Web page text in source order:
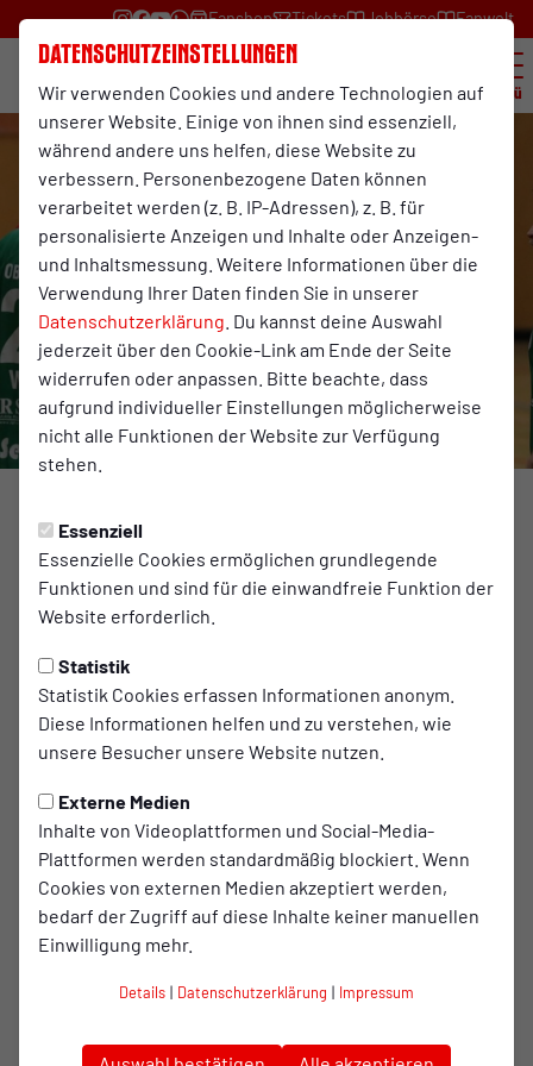
Datenschutzeinstellungen
Wir verwenden Cookies und andere Technologien auf
unserer Website. Einige von ihnen sind essenziell,
während andere uns helfen, diese Website zu
verbessern. Personenbezogene Daten können
verarbeitet werden (z. B. IP-Adressen), z. B. für
personalisierte Anzeigen und Inhalte oder Anzeigen-
und Inhaltsmessung. Weitere Informationen über die
Verwendung Ihrer Daten finden Sie in unserer
Datenschutzerklärung . Du kannst deine Auswahl
jederzeit über den Cookie-Link am Ende der Seite
widerrufen oder anpassen. Bitte beachte, dass
aufgrund individueller Einstellungen möglicherweise
nicht alle Funktionen der Website zur Verfügung
stehen.
Essenziell
Essenzielle Cookies ermöglichen grundlegende
Funktionen und sind für die einwandfreie Funktion der
Website erforderlich.
Statistik
Statistik Cookies erfassen Informationen anonym.
Diese Informationen helfen und zu verstehen, wie
unsere Besucher unsere Website nutzen.
Externe Medien
Inhalte von Videoplattformen und Social-Media-
Plattformen werden standardmäßig blockiert. Wenn
Cookies von externen Medien akzeptiert werden,
bedarf der Zugriff auf diese Inhalte keiner manuellen
Einwilligung mehr.
Details | Datenschutzerklärung | Impressum
Fanshop Tickets Jobbörse Fanwelt
Menü
HANDBALL Freitag, 07.02.2025 16:44 Uhr
Alles oder nichts!
Alles oder nichts: Handballer kämpfen ums
Überleben in der Liga!
Für die Handballabteilung steht am kommenden Samstag,
dem 8. Februar, ein echtes Endspiel bevor. Um 18:30 Uhr
Jürissen-Halle die zweite Mannschaft des MTV Rheinwacht
Dinslaken. Es ist die vielleicht letzte Chance, den
Klassenerhalt in dieser Saison noch realistisch in
Reichweite zu halten.
Mit dem 14. und letzten Tabellenplatz befinden sich die
Ausgangsposition. Die Gäste aus Dinslaken stehen auf
erwiesen. Doch gerade auf heimischem Boden möchten